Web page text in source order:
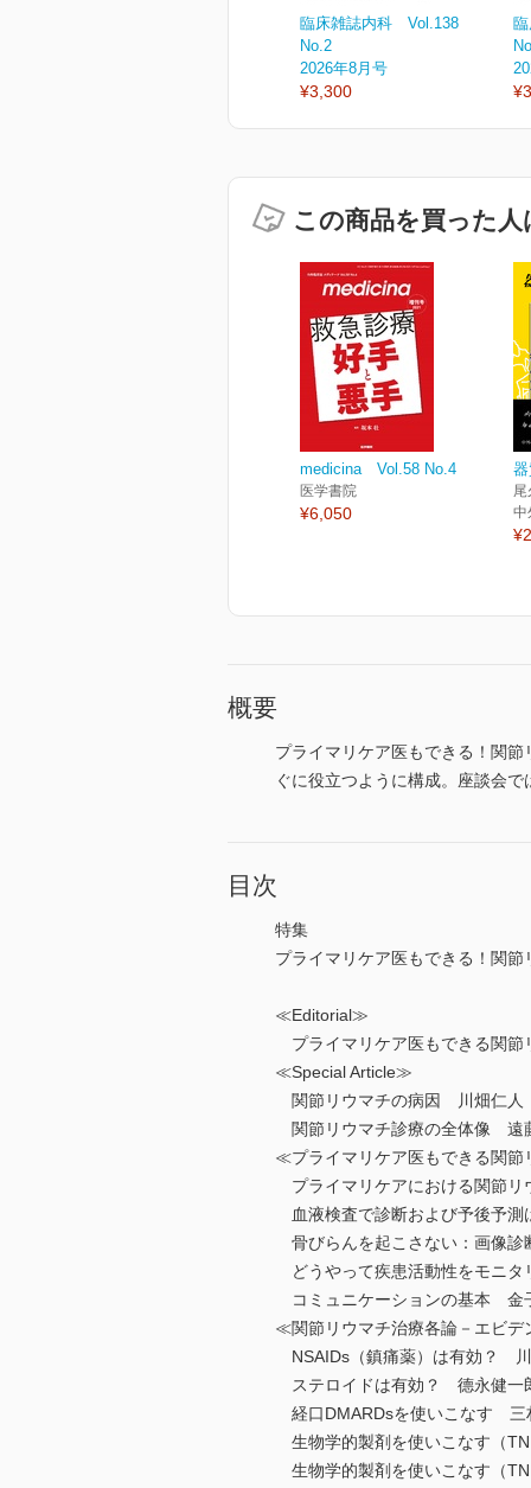
臨床雑誌内科 Vol.138
No.2
2026年8月号
¥3,300
この商品を買った
medicina Vol.58 No.4
医学書院
¥6,050
尾
中
概要
プライマリケア医もできる！関
ぐに役立つように構成。座談会
目次
特集
プライマリケア医もできる！関節
≪Editorial≫
プライマリケア医もできる関
≪Special Article≫
関節リウマチの病因 川畑仁人
関節リウマチ診療の全体像 遠
≪プライマリケア医もできる関
プライマリケアにおける関節
血液検査で診断および予後予
骨びらんを起こさない：画像
どうやって疾患活動性をモニ
コミュニケーションの基本 金
≪関節リウマチ治療各論－エビ
NSAIDs（鎮痛薬）は有効？
ステロイドは有効？ 德永健一
経口DMARDsを使いこなす 三
生物学的製剤を使いこなす（
生物学的製剤を使いこなす（